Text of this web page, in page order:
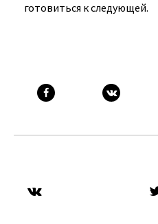
готовиться к следующей.